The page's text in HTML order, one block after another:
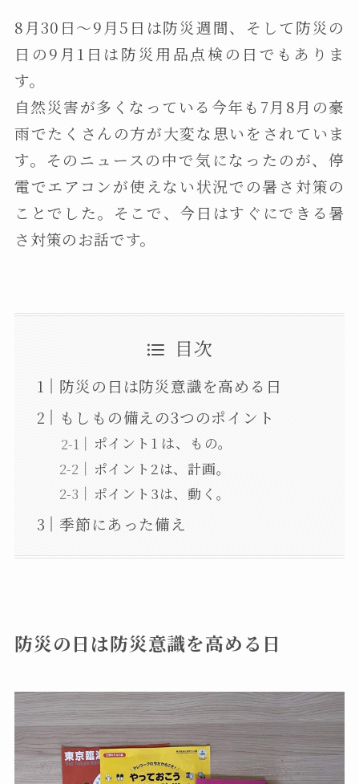
8月30日〜9月5日は防災週間、そして防災の
日の9月1日は防災用品点検の日でもありま
す。
自然災害が多くなっている今年も7月8月の豪
雨でたくさんの方が大変な思いをされていま
す。そのニュースの中で気になったのが、停
電でエアコンが使えない状況での暑さ対策の
ことでした。そこで、今日はすぐにできる暑
さ対策のお話です。
目次
防災の日は防災意識を高める日
もしもの備えの3つのポイント
ポイント1 は、もの。
ポイント2は、計画。
ポイント3は、動く。
季節にあった備え
防災の日は防災意識を高める日